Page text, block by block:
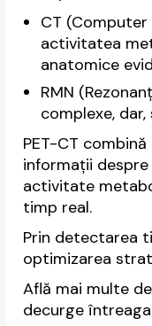
CT
activitatea
anatomice
RMN
complexe,
PET-CT
informații
activitate
timp real.
Prin detectarea
optimizarea
Află mai multe
decurge